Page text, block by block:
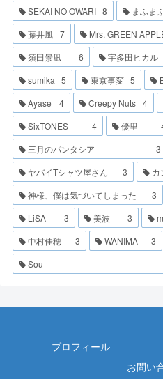
SEKAI NO OWARI 8 まふま
藤井風
7 Mrs. GREEN
須田景凪
6 宇多田ヒカル
sumika 5 東京事変 5
Ayase
4 Creepy Nuts 4
SixTONES
4 優里
三月のパンタシア
3
ヤバイTシャツ屋さん
3 カ
神様、僕は気づいてしまった
3
LiSA
3 美波 3
中村佳穂
3 WANIMA 3
Sou
プロフィール
お問い